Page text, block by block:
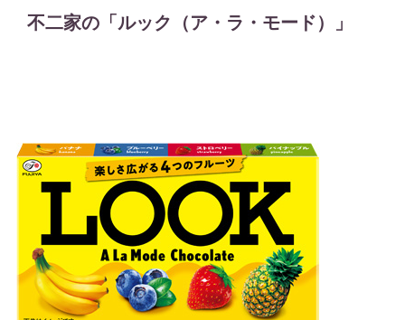
不二家の「ルック（ア・ラ・モード）」